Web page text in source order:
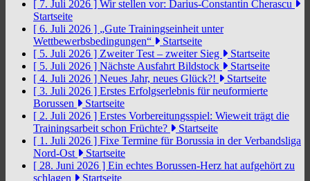
[ 7. Juli 2026 ] Wir stellen vor: Darius-Constantin Cherascu
Startseite
[ 6. Juli 2026 ] „Gute Trainingseinheit unter
Wettbewerbsbedingungen“
Startseite
[ 5. Juli 2026 ] Zweiter Test – zweiter Sieg
Startseite
[ 5. Juli 2026 ] Nächste Ausfahrt Bildstock
Startseite
[ 4. Juli 2026 ] Neues Jahr, neues Glück?!
Startseite
[ 3. Juli 2026 ] Erstes Erfolgserlebnis für neuformierte
Borussen
Startseite
[ 2. Juli 2026 ] Erstes Vorbereitungsspiel: Wieweit trägt die
Trainingsarbeit schon Früchte?
Startseite
[ 1. Juli 2026 ] Fixe Termine für Borussia in der Verbandsliga
Nord-Ost
Startseite
[ 28. Juni 2026 ] Ein echtes Borussen-Herz hat aufgehört zu
schlagen
Startseite